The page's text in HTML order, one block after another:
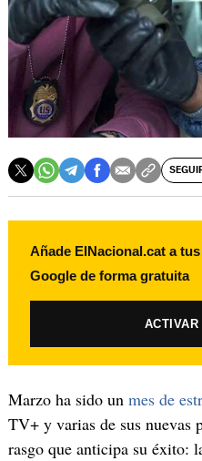
Añade ElNacional.cat a
Google de forma gratuita
Marzo ha sido un mes de
TV+ y varias de sus nuevas
rasgo que anticipa su éxito: